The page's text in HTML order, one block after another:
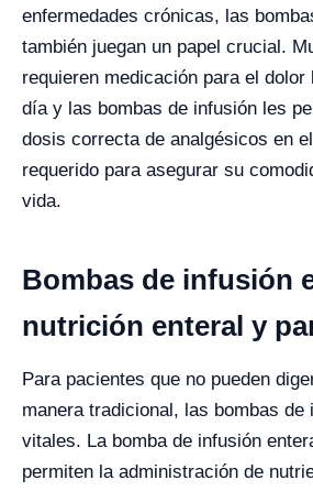
enfermedades crónicas, las
también juegan un papel crucial.
requieren medicación para el dolor
día y las bombas de infusión les
dosis correcta de analgésicos en
requerido para asegurar su
vida.
Bombas de infusión
nutrición enteral y
Para pacientes que no pueden
manera tradicional, las bombas de
vitales. La bomba de infusión
permiten la administración de